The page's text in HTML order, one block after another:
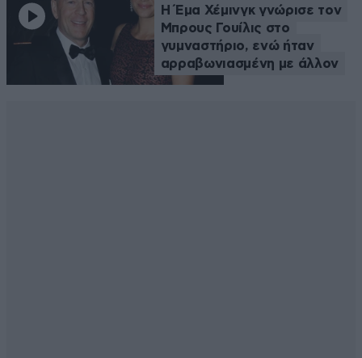
Η Έμα Χέμινγκ γνώρισε τον
Μπρους Γουίλις στο
γυμναστήριο, ενώ ήταν
αρραβωνιασμένη με άλλον